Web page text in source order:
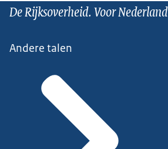
De Rijksoverheid. Voor Nederland
Andere talen